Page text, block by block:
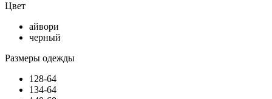
Цвет
айвори
черный
Размеры одежды
128-64
134-64